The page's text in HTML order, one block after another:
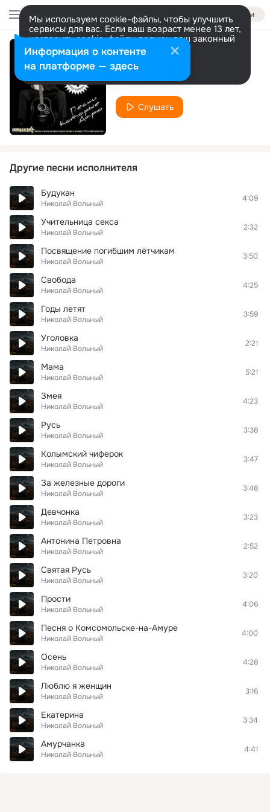
Войти
Мы используем cookie-файлы, чтобы улучшить
сервисы для вас. Если ваш возраст менее 13 лет,
настроить cookie-файлы должен ваш законный
представитель. Больше информации
Разрешить все Настроить
Святая Русь
Николай Вольный
Слушать
Другие песни исполнителя
Будукан
Николай Вольный
4:09
Учительница секса
Николай Вольный
2:32
Посвящение погибшим лётчикам
Николай Вольный
3:50
Свобода
Николай Вольный
4:25
Годы летят
Николай Вольный
3:59
Уголовка
Николай Вольный
2:21
Мама
Николай Вольный
5:21
Змея
Николай Вольный
4:23
Русь
Николай Вольный
3:38
Колымский чиферок
Николай Вольный
3:47
За железные дороги
Николай Вольный
3:48
Девчонка
Николай Вольный
3:23
Антонина Петровна
Николай Вольный
2:52
Святая Русь
Николай Вольный
3:20
Прости
Николай Вольный
4:06
Песня о Комсомольске-на-Амуре
Николай Вольный
4:00
Осень
Николай Вольный
4:28
Люблю я женщин
Николай Вольный
3:16
Екатерина
Николай Вольный
3:34
Амурчанка
Николай Вольный
4:41
Информация о контенте
на платформе — здесь